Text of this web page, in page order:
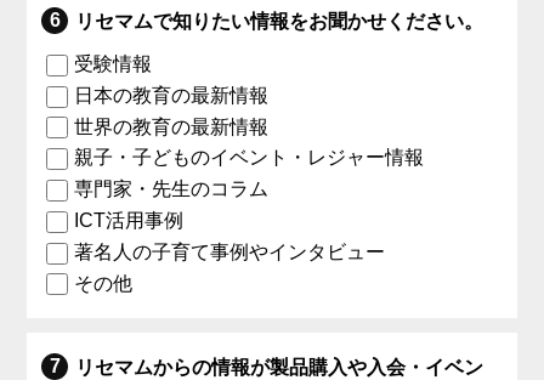
リセマムで知りたい情報をお聞かせください。
受験情報
日本の教育の最新情報
世界の教育の最新情報
親子・子どものイベント・レジャー情報
専門家・先生のコラム
ICT活用事例
著名人の子育て事例やインタビュー
その他
リセマムからの情報が製品購入や入会・イベン